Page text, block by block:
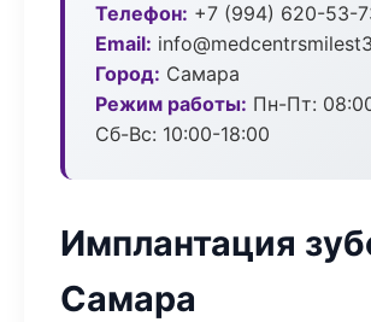
Телефон: +7 (994) 620-53-
Email:
Город: Самара
Режим работы: Пн-Пт:
Сб-Вс: 10:00-18:00
Имплантация
Самара